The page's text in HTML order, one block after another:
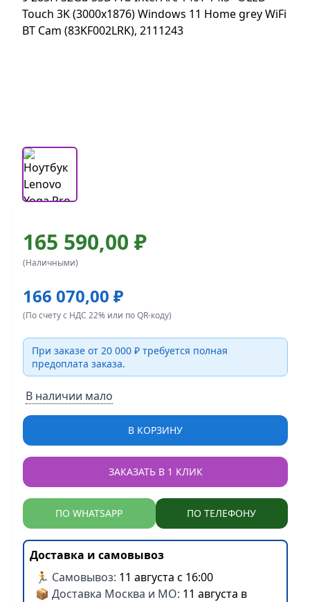
165 590,00 ₽
(Наличными)
166 070,00 ₽
(По счету с НДС 22% или по QR-коду)
При заказе от 20 000 ₽ требуется полная
предоплата заказа.
В наличии мало
В КОРЗИНУ
ЗАКАЗАТЬ В 1 КЛИК
ПО WHATSAPP ПО ТЕЛЕФОНУ
Доставка и самовывоз
🏃 Самовывоз: 11 августа с 16:00
📦 Доставка Москва и МО: 11 августа в